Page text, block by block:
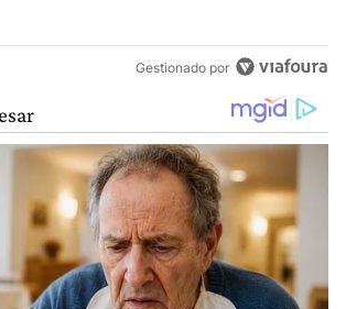
Gestionado por